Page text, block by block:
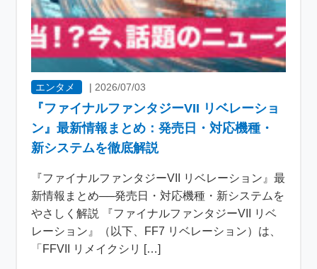
エンタメ |2026/07/03
『ファイナルファンタジーVII リベレーショ
ン』最新情報まとめ：発売日・対応機種・
新システムを徹底解説
『ファイナルファンタジーVII リベレーション』最
新情報まとめ──発売日・対応機種・新システムを
やさしく解説 『ファイナルファンタジーVII リベ
レーション』（以下、FF7 リベレーション）は、
「FFVII リメイクシリ […]